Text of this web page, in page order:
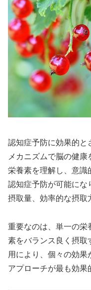
認知症予防に効果的と
メカニズムで脳の健
栄養素を理解し、意識
認知症予防が可能にな
摂取量、効率的な摂取
重要なのは、単一の栄
素をバランス良く摂取
用により、個々の効
アプローチが最も効果